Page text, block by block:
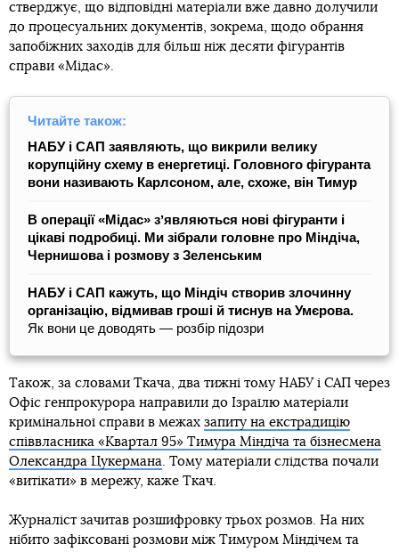
стверджує, що відповідні матеріали вже давно долучили
до процесуальних документів, зокрема, щодо обрання
запобіжних заходів для більш ніж десяти фігурантів
справи «Мідас».
Читайте також:
НАБУ і САП заявляють, що викрили велику
корупційну схему в енергетиці. Головного фігуранта
вони називають Карлсоном, але, схоже, він Тимур
В операції «Мідас» зʼявляються нові фігуранти і
цікаві подробиці. Ми зібрали головне про Міндіча,
Чернишова і розмову з Зеленським
НАБУ і САП кажуть, що Міндіч створив злочинну
організацію, відмивав гроші й тиснув на Умєрова.
Як вони це доводять — розбір підозри
Також, за словами Ткача, два тижні тому НАБУ і САП через
Офіс генпрокурора направили до Ізраїлю матеріали
кримінальної справи в межах запиту на екстрадицію
співвласника «Квартал 95» Тимура Міндіча та бізнесмена
Олександра Цукермана. Тому матеріали слідства почали
«витікати» в мережу, каже Ткач.
Журналіст зачитав розшифровку трьох розмов. На них
нібито зафіксовані розмови між Тимуром Міндічем та